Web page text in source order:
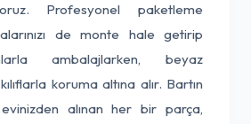
Profesyonel paketleme
de monte hale getirip
ambalajlarken, beyaz
koruma altına alır. Bartın
alınan her bir parça,